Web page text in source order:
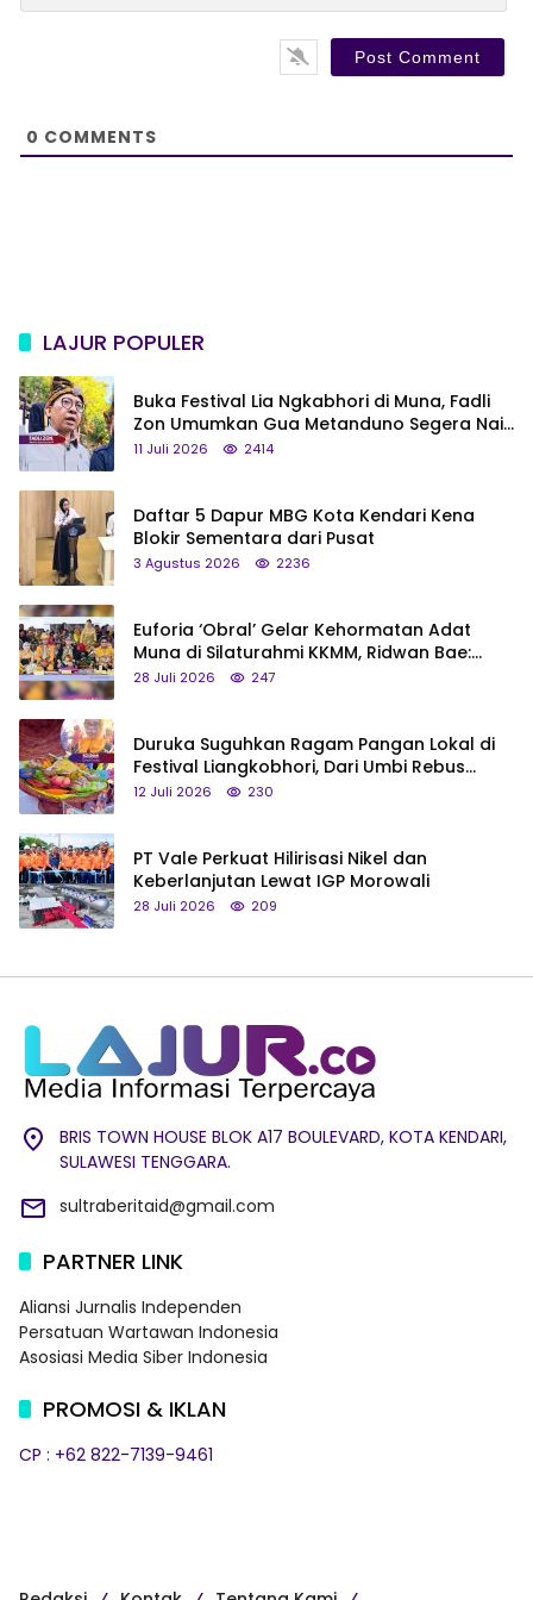
l
0 COMMENTS
LAJUR POPULER
Buka Festival Lia Ngkabhori di Muna, Fadli
Zon Umumkan Gua Metanduno Segera Naik
Status Jadi Cagar Budaya Nasional
11 Juli 2026 2414
Daftar 5 Dapur MBG Kota Kendari Kena
Blokir Sementara dari Pusat
3 Agustus 2026 2236
Euforia ‘Obral’ Gelar Kehormatan Adat
Muna di Silaturahmi KKMM, Ridwan Bae:
Saya Bukan Tipe Begitu, Belum Pantas!
28 Juli 2026 247
Duruka Suguhkan Ragam Pangan Lokal di
Festival Liangkobhori, Dari Umbi Rebus
hingga Tumpeng Beras Muna
12 Juli 2026 230
PT Vale Perkuat Hilirisasi Nikel dan
Keberlanjutan Lewat IGP Morowali
28 Juli 2026 209
BRIS TOWN HOUSE BLOK A17 BOULEVARD, KOTA KENDARI,
SULAWESI TENGGARA.
sultraberitaid@gmail.com
PARTNER LINK
Aliansi Jurnalis Independen
Persatuan Wartawan Indonesia
Asosiasi Media Siber Indonesia
PROMOSI & IKLAN
CP : +62 822-7139-9461